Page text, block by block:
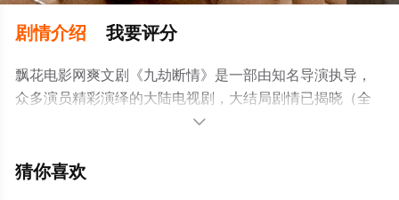
剧情介绍 我要评分
飘花电影网爽文剧《九劫断情》是一部由知名导演执导，
众多演员精彩演绎的大陆电视剧，大结局剧情已揭晓（全
61集），手机免费观看高清未删减完整版电视剧全集就上
剧情网等平台了解。

猜你喜欢